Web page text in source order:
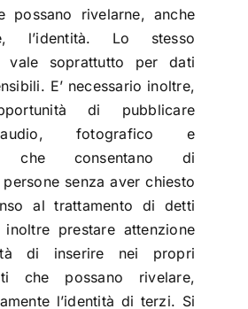
possano rivelarne, anche
l’identità. Lo stesso
vale soprattutto per dati
E’ necessario inoltre,
di pubblicare
fotografico e
che consentano di
senza aver chiesto
al trattamento di detti
prestare attenzione
di inserire nei propri
che possano rivelare,
l’identità di terzi. Si